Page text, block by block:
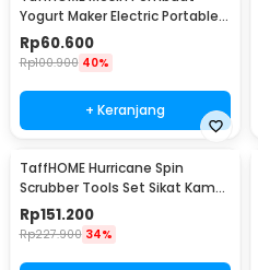
Yogurt Maker Electric Portable
15W 1L - PA-10C
Rp60.600
Rp100.900 40%
+ Keranjang
TaffHOME Hurricane Spin
Scrubber Tools Set Sikat Kamar
Mandi Elektrik - WQ8111
Rp151.200
Rp227.900 34%